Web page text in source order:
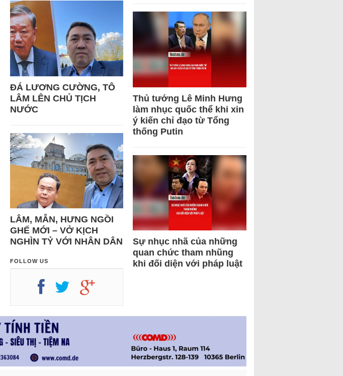
ĐÁ LƯƠNG CƯỜNG, TÔ
LÂM LÊN CHỦ TỊCH
NƯỚC
LÂM, MẪN, HƯNG NGỒI
GHẾ MỚI – VỞ KỊCH
NGHÌN TỶ VỚI NHÂN DÂN
FOLLOW US
Thủ tướng Lê Minh Hưng
làm nhục quốc thể khi xin
ý kiến chỉ đạo từ Tổng
thống Putin
Sự nhục nhã của những
quan chức tham nhũng
khi đối diện với pháp luật